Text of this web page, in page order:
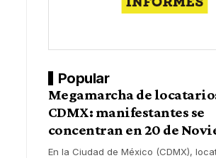
Popular
Megamarcha de
CDMX: manifestantes se
concentran en 20 de
En la Ciudad de México (CDMX),